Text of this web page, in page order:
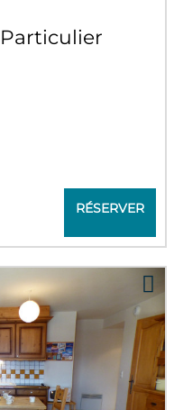
Particulier
RÉSERVER